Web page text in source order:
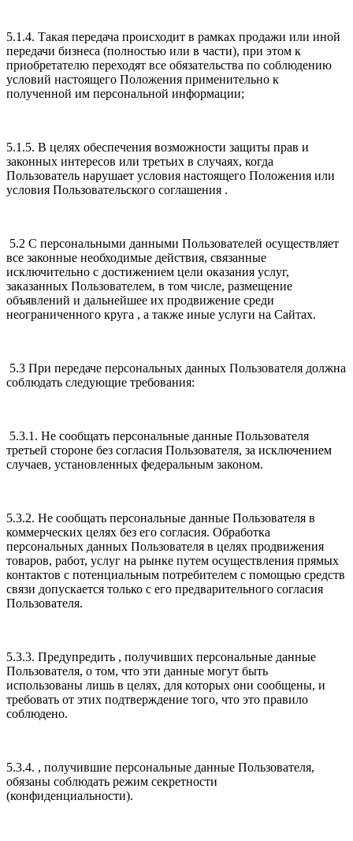
5.1.4. Такая передача происходит в рамках продажи или иной
передачи бизнеса (полностью или в части), при этом к
приобретателю переходят все обязательства по соблюдению
условий настоящего Положения применительно к
полученной им персональной информации;
5.1.5. В целях обеспечения возможности защиты прав и
законных интересов или третьих в случаях, когда
Пользователь нарушает условия настоящего Положения или
условия Пользовательского соглашения .
5.2 С персональными данными Пользователей осуществляет
все законные необходимые действия, связанные
исключительно с достижением цели оказания услуг,
заказанных Пользователем, в том числе, размещение
объявлений и дальнейшее их продвижение среди
неограниченного круга , а также иные услуги на Сайтах.
5.3 При передаче персональных данных Пользователя должна
соблюдать следующие требования:
5.3.1. Не сообщать персональные данные Пользователя
третьей стороне без согласия Пользователя, за исключением
случаев, установленных федеральным законом.
5.3.2. Не сообщать персональные данные Пользователя в
коммерческих целях без его согласия. Обработка
персональных данных Пользователя в целях продвижения
товаров, работ, услуг на рынке путем осуществления прямых
контактов с потенциальным потребителем с помощью средств
связи допускается только с его предварительного согласия
Пользователя.
5.3.3. Предупредить , получивших персональные данные
Пользователя, о том, что эти данные могут быть
использованы лишь в целях, для которых они сообщены, и
требовать от этих подтверждение того, что это правило
соблюдено.
5.3.4. , получившие персональные данные Пользователя,
обязаны соблюдать режим секретности
(конфиденциальности).